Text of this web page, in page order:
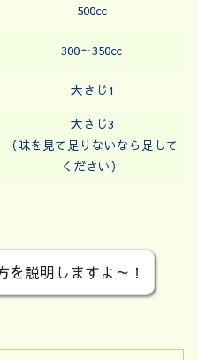
500㏄
300～350㏄
大さじ1
大さじ3
（味を見て足りないなら足して
ください）
を説明しますよ～！